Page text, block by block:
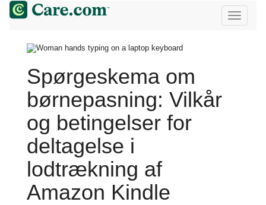
Spørgeskema om
børnepasning: Vilkår
og betingelser for
deltagelse i
lodtrækning af
Amazon Kindle